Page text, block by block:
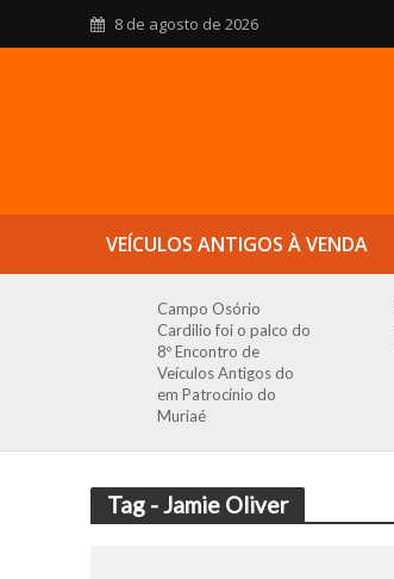
8 de agosto de 2026
VEÍCULOS ANTIGOS À VENDA
Campo Osório
Cardilio foi o palco do
8º Encontro de
Veículos Antigos do
em Patrocínio do
Muriaé
Tag - Jamie Oliver